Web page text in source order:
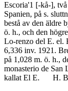
Escoria'1 [-kå-],
Spanien, på s.
bestå av den äldre
ö. h., och den
Lo-renzo del E. el.
6,336 inv. 1921.
på 1,028 m. ö. h.,
monasterio de San
kallat El E.	H. Bin.